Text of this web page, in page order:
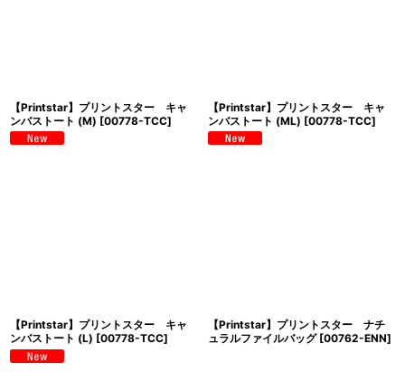
【Printstar】プリントスター キャ
ンバストート (M) [00778-TCC]
【Printstar】プリントスター キャ
ンバストート (ML) [00778-TCC]
【Printstar】プリントスター キャ
ンバストート (L) [00778-TCC]
【Printstar】プリントスター ナチ
ュラルファイルバッグ [00762-ENN]